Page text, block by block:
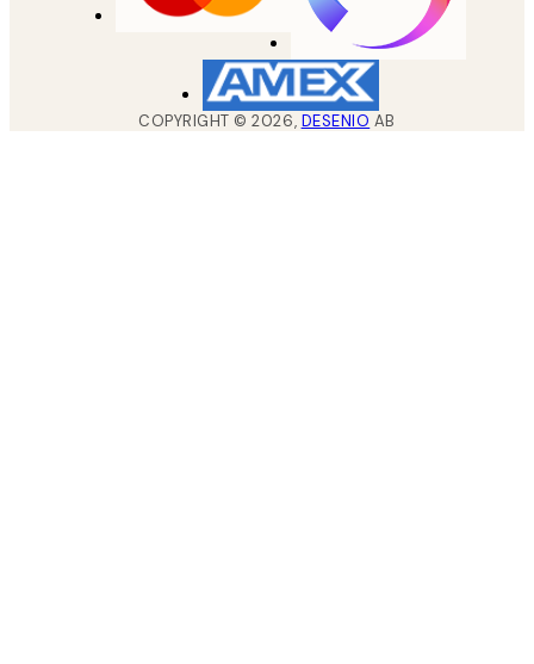
COPYRIGHT ©2026, DESENIO AB